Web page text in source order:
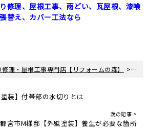
修理、屋根工事、雨どい、瓦屋根、漆喰
替え、カバー工法なら
理・屋根工事専門店【リフォームの森】 > 新着
装】付帯部の水切りとは
次の記事 >
宮市M様邸【外壁塗装】養生が必要な箇所